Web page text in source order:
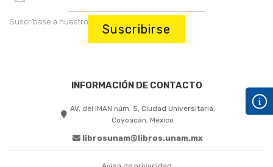
Suscríbase a nuestro boletín:
Suscribirse
INFORMACIÓN DE CONTACTO
AV. del IMAN núm. 5, Ciudad Universitaria,
Coyoacán, México
librosunam@libros.unam.mx